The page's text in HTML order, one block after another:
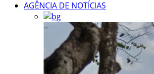
AGÊNCIA DE NOTÍCIAS